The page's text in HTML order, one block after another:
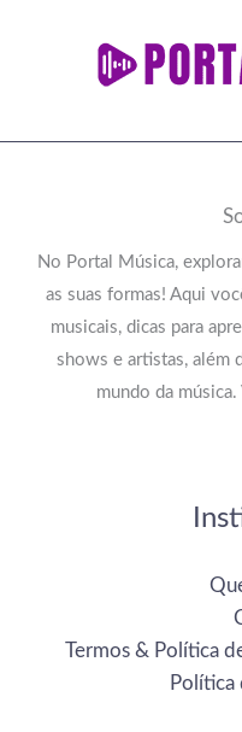
No Portal Música,
as suas formas! Aqui
musicais, dicas para
shows e artistas, além
mundo da
Termos & Política
Política